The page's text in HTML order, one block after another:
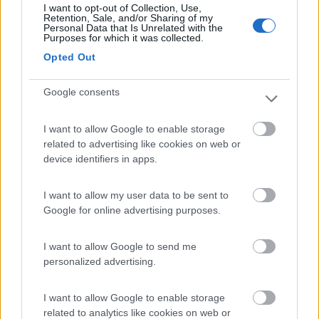
I want to opt-out of Collection, Use,
Retention, Sale, and/or Sharing of my
Personal Data that Is Unrelated with the
Purposes for which it was collected.
Opted Out
Google consents
I want to allow Google to enable storage
related to advertising like cookies on web or
device identifiers in apps.
I want to allow my user data to be sent to
Google for online advertising purposes.
I want to allow Google to send me
personalized advertising.
I want to allow Google to enable storage
related to analytics like cookies on web or
Freefamily ha scritto: ... sto adesso riflettendo sulla questione seggiolini
per le mie due bimbe. ... come avete risolto il problema delle cinture (solo
basse, e quindi mancante la parte che fascia il petto...
Si, peccato che TUTTI i produttori di seggiolini e rialzini,
feynman
Inserito il12/06/2020 alle:19:46:24
Anche se rari esistono seggiolini per le cinture addominali come
https://www.amazon.it/Britax-R%...
cricio